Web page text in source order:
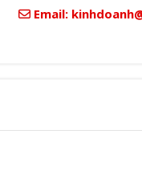
Email: